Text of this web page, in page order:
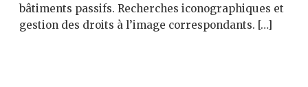
bâtiments passifs. Recherches iconographiques et
gestion des droits à l’image correspondants. […]